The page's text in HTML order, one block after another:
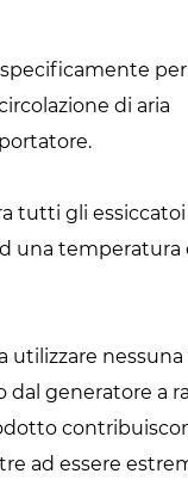
per
di aria
tutti gli
una temperatura
utilizzare
generatore a
ad essere